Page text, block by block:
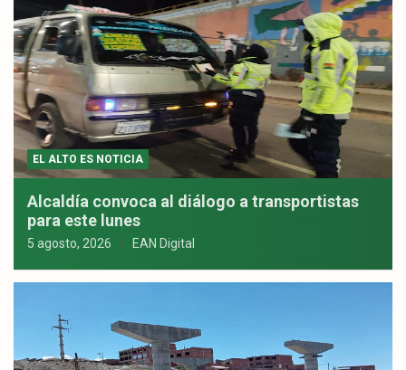
EL ALTO ES NOTICIA
Alcaldía convoca al diálogo a transportistas
para este lunes
5 agosto, 2026 EAN Digital